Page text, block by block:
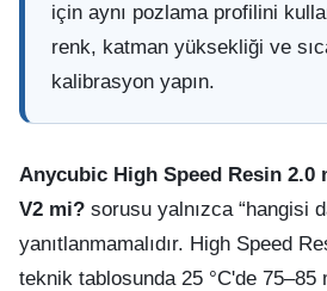
için aynı pozlama profilini
renk, katman yüksekliği ve
kalibrasyon yapın.
Anycubic High Speed Resin 2.0
V2 mi? sorusu yalnızca “hangisi
yanıtlanmamalıdır. High Speed
teknik tablosunda 25 °C'de 75–85